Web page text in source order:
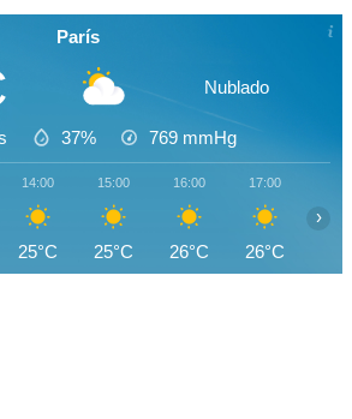
París
Nublado
37% 769 mmHg
14:00
25°C
15:00
25°C
16:00
26°C
17:00
26°C
›